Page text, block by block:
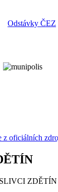
Odstávky ČEZ
z oficiálních